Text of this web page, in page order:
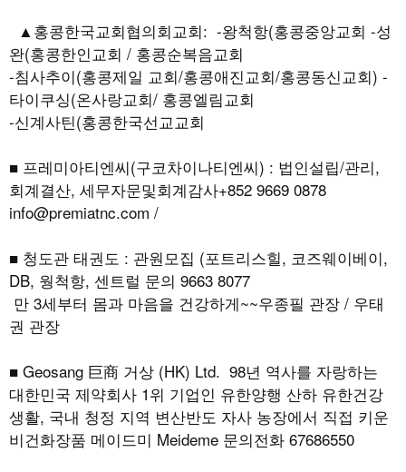
▲홍콩한국교회협의회교회: -왕척항(홍콩중앙교회 -성
완(홍콩한인교회 / 홍콩순복음교회
-침사추이(홍콩제일 교회/홍콩애진교회/홍콩동신교회) -
타이쿠싱(온사랑교회/ 홍콩엘림교회
-신계사틴(홍콩한국선교교회
■ 프레미아티엔씨(구코차이나티엔씨) : 법인설립/관리,
회계결산, 세무자문및회계감사+852 9669 0878
info@premiatnc.com /
■ 청도관 태권도 : 관원모집 (포트리스힐, 코즈웨이베이,
DB, 웡척항, 센트럴 문의 9663 8077
만 3세부터 몸과 마음을 건강하게~~우종필 관장 / 우태
권 관장
■ Geosang 巨商 거상 (HK) Ltd. 98년 역사를 자랑하는
대한민국 제약회사 1위 기업인 유한양행 산하 유한건강
생활, 국내 청정 지역 변산반도 자사 농장에서 직접 키운
비건화장품 메이드미 Meideme 문의전화 67686550